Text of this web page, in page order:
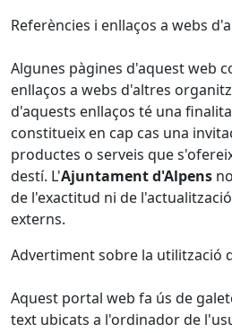
Referències i enllaços a webs
Algunes pàgines d'aquest web
enllaços a webs d'altres
d'aquests enllaços té una
constitueix en cap cas una
productes o serveis que
destí. L'Ajuntament d'Alpens
de l'exactitud ni de
externs.
Advertiment sobre la utilització
Aquest portal web fa ús de
text ubicats a l'ordinador de